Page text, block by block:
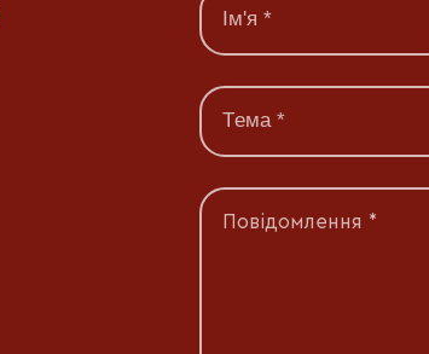
Повідомлення *